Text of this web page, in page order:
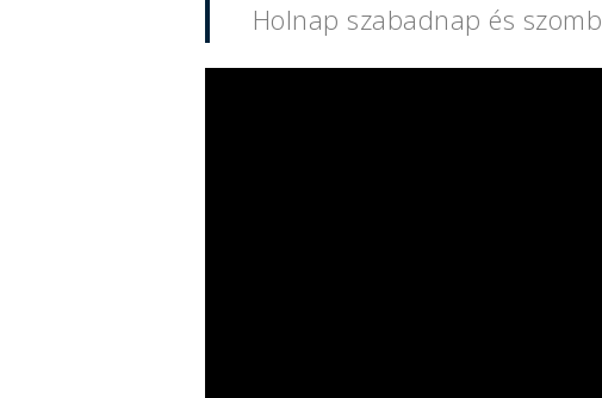
Holnap szabadnap és